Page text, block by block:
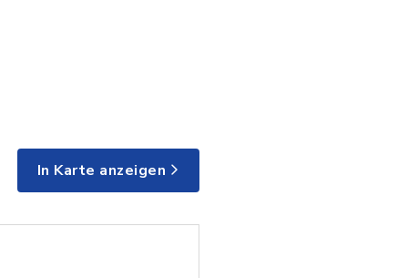
In Karte anzeigen